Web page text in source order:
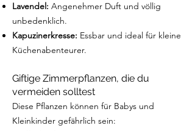
Lavendel: Angenehmer Duft und völlig
unbedenklich.
Kapuzinerkresse: Essbar und ideal für kleine
Küchenabenteurer.
Giftige Zimmerpflanzen, die du
vermeiden solltest
Diese Pflanzen können für Babys und
Kleinkinder gefährlich sein: